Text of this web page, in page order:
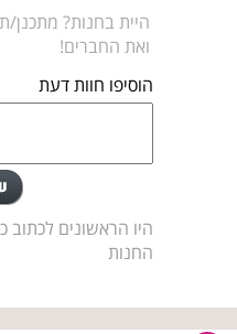
היית בחנות?
ואת החברים!
הוסיפו חוות דעת
היו הראשונים לכתוב
החנות